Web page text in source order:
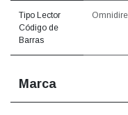
Tipo Lector
Código de
Barras
Marca